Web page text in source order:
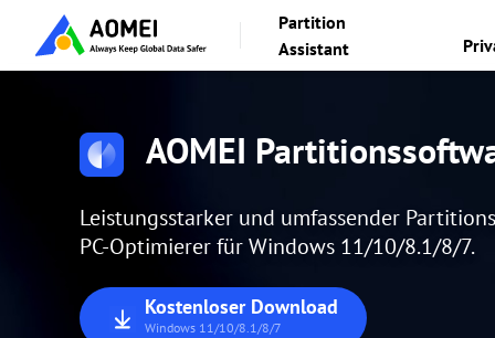
Partition
Assistant
AOMEI
Leistungsstarker und umfassender
PC-Optimierer für Windows 11/10/8.1/8/7.
Kostenloser Download
Windows 11/10/8.1/8/7